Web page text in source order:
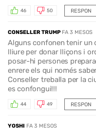
RESPON
46 50
CONSELLER TRUMP FA 3 MESOS
Alguns confonen tenir un
lliure per donar lliçons i
posar-hi persones
enrere els qui només
Conseller treballa per la
es confongui!!!
RESPON
44 49
YOSHI FA 3 MESOS